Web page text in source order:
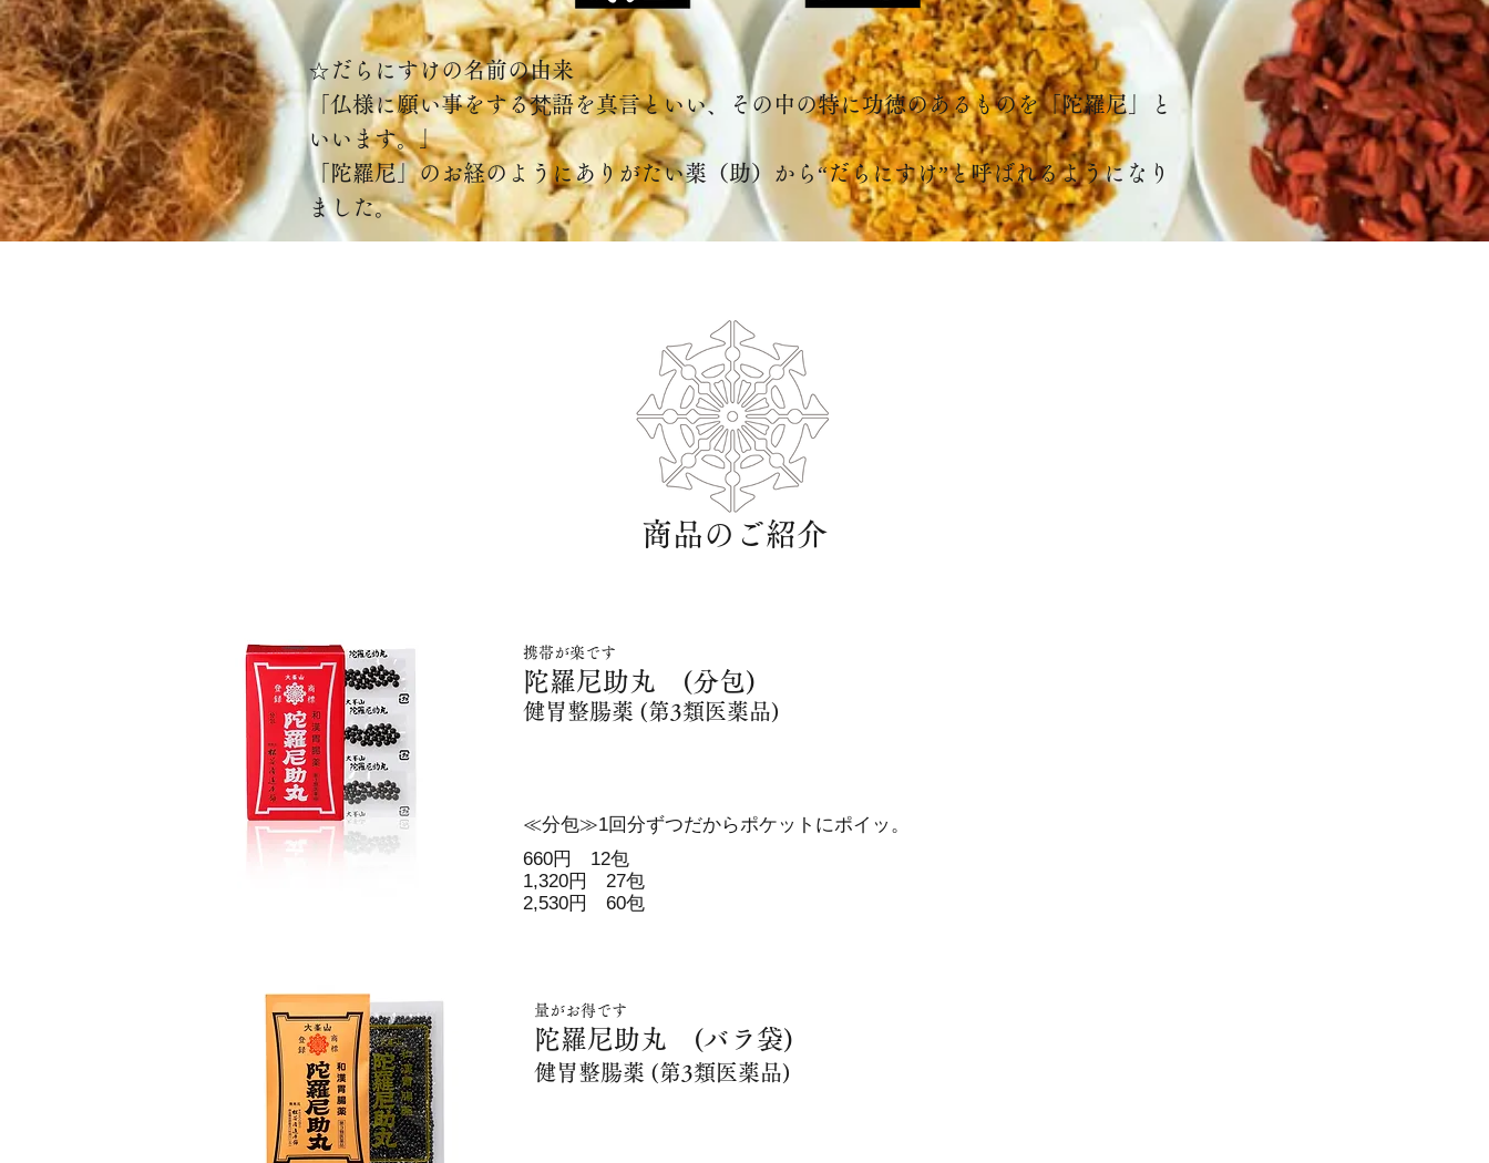
☆だらにすけの名前の由来
「仏様に願い事をする梵語を真言といい、その中の特に功徳のあるものを「陀羅尼」と
いいます。」
「陀羅尼」のお経のようにありがたい薬（助）から“だらにすけ”と呼ばれるようになり
ました。
商品のご紹介
携帯が楽です
陀羅尼助丸 (分包)
健胃 整腸薬 (第3類医薬品)
≪分包≫1回分ずつだからポケットにポイッ。
660円 12包
1,320円 27包
2,530円 60包
​量がお得です
陀羅尼助丸 (バラ袋)
健胃 整腸薬 (第3類医薬品)